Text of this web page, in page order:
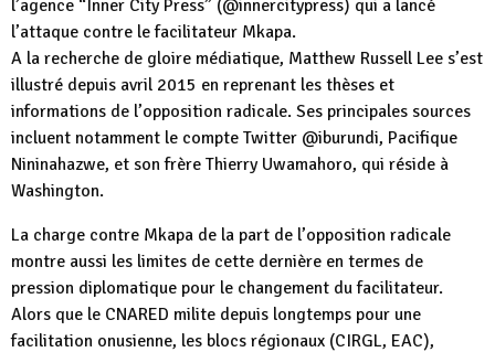
l’agence “Inner City Press” (@innercitypress) qui a lancé
l’attaque contre le facilitateur Mkapa.
A la recherche de gloire médiatique, Matthew Russell Lee s’est
illustré depuis avril 2015 en reprenant les thèses et
informations de l’opposition radicale. Ses principales sources
incluent notamment le compte Twitter @iburundi, Pacifique
Nininahazwe, et son frère Thierry Uwamahoro, qui réside à
Washington.
La charge contre Mkapa de la part de l’opposition radicale
montre aussi les limites de cette dernière en termes de
pression diplomatique pour le changement du facilitateur.
Alors que le CNARED milite depuis longtemps pour une
facilitation onusienne, les blocs régionaux (CIRGL, EAC),